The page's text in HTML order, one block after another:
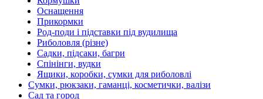
Оснащення
Прикормки
Род-поди і підставки під вудилища
Риболовля (різне)
Садки, підсаки, багри
Спінінги, вудки
Ящики, коробки, сумки для риболовлі
Сумки, рюкзаки, гаманці, косметички, валізи
Сад та город